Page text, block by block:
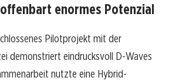
enormes Potenzial
Pilotprojekt mit der
demonstriert eindrucksvoll D-Waves
nutzte eine Hybrid-